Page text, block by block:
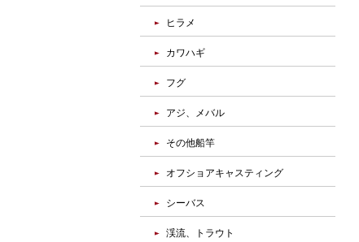
ヒラメ
カワハギ
フグ
アジ、メバル
その他船竿
オフショアキャスティング
シーバス
渓流、トラウト